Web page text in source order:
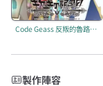
Code Geass 反叛的魯路修 キセキのアニバーサリー
製作陣容